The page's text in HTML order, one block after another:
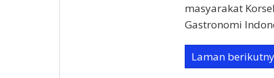
masyarakat
Gastronomi
Laman